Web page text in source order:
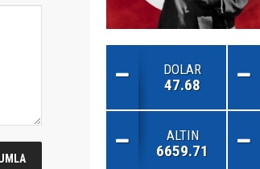
DOLAR
47.68
ALTIN
6659.71